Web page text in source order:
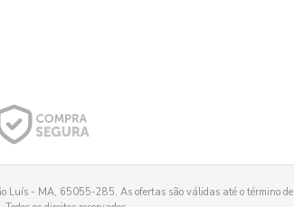
Luís - MA, 65055-285. As ofertas são válidas até o término de